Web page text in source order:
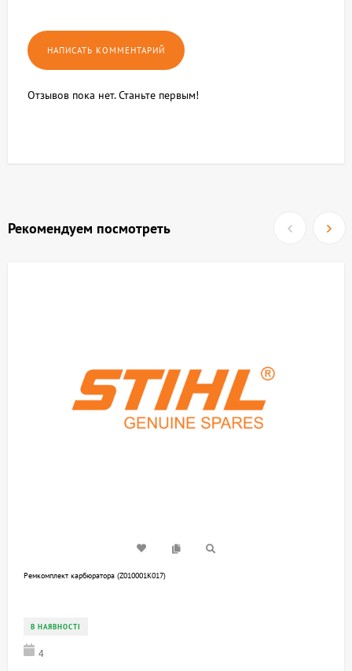
Отзывов пока нет. Станьте первым!
Рекомендуем посмотреть
Ремкомплект карбюратора (Z010001K017)
В НАЯВНОСТІ
4